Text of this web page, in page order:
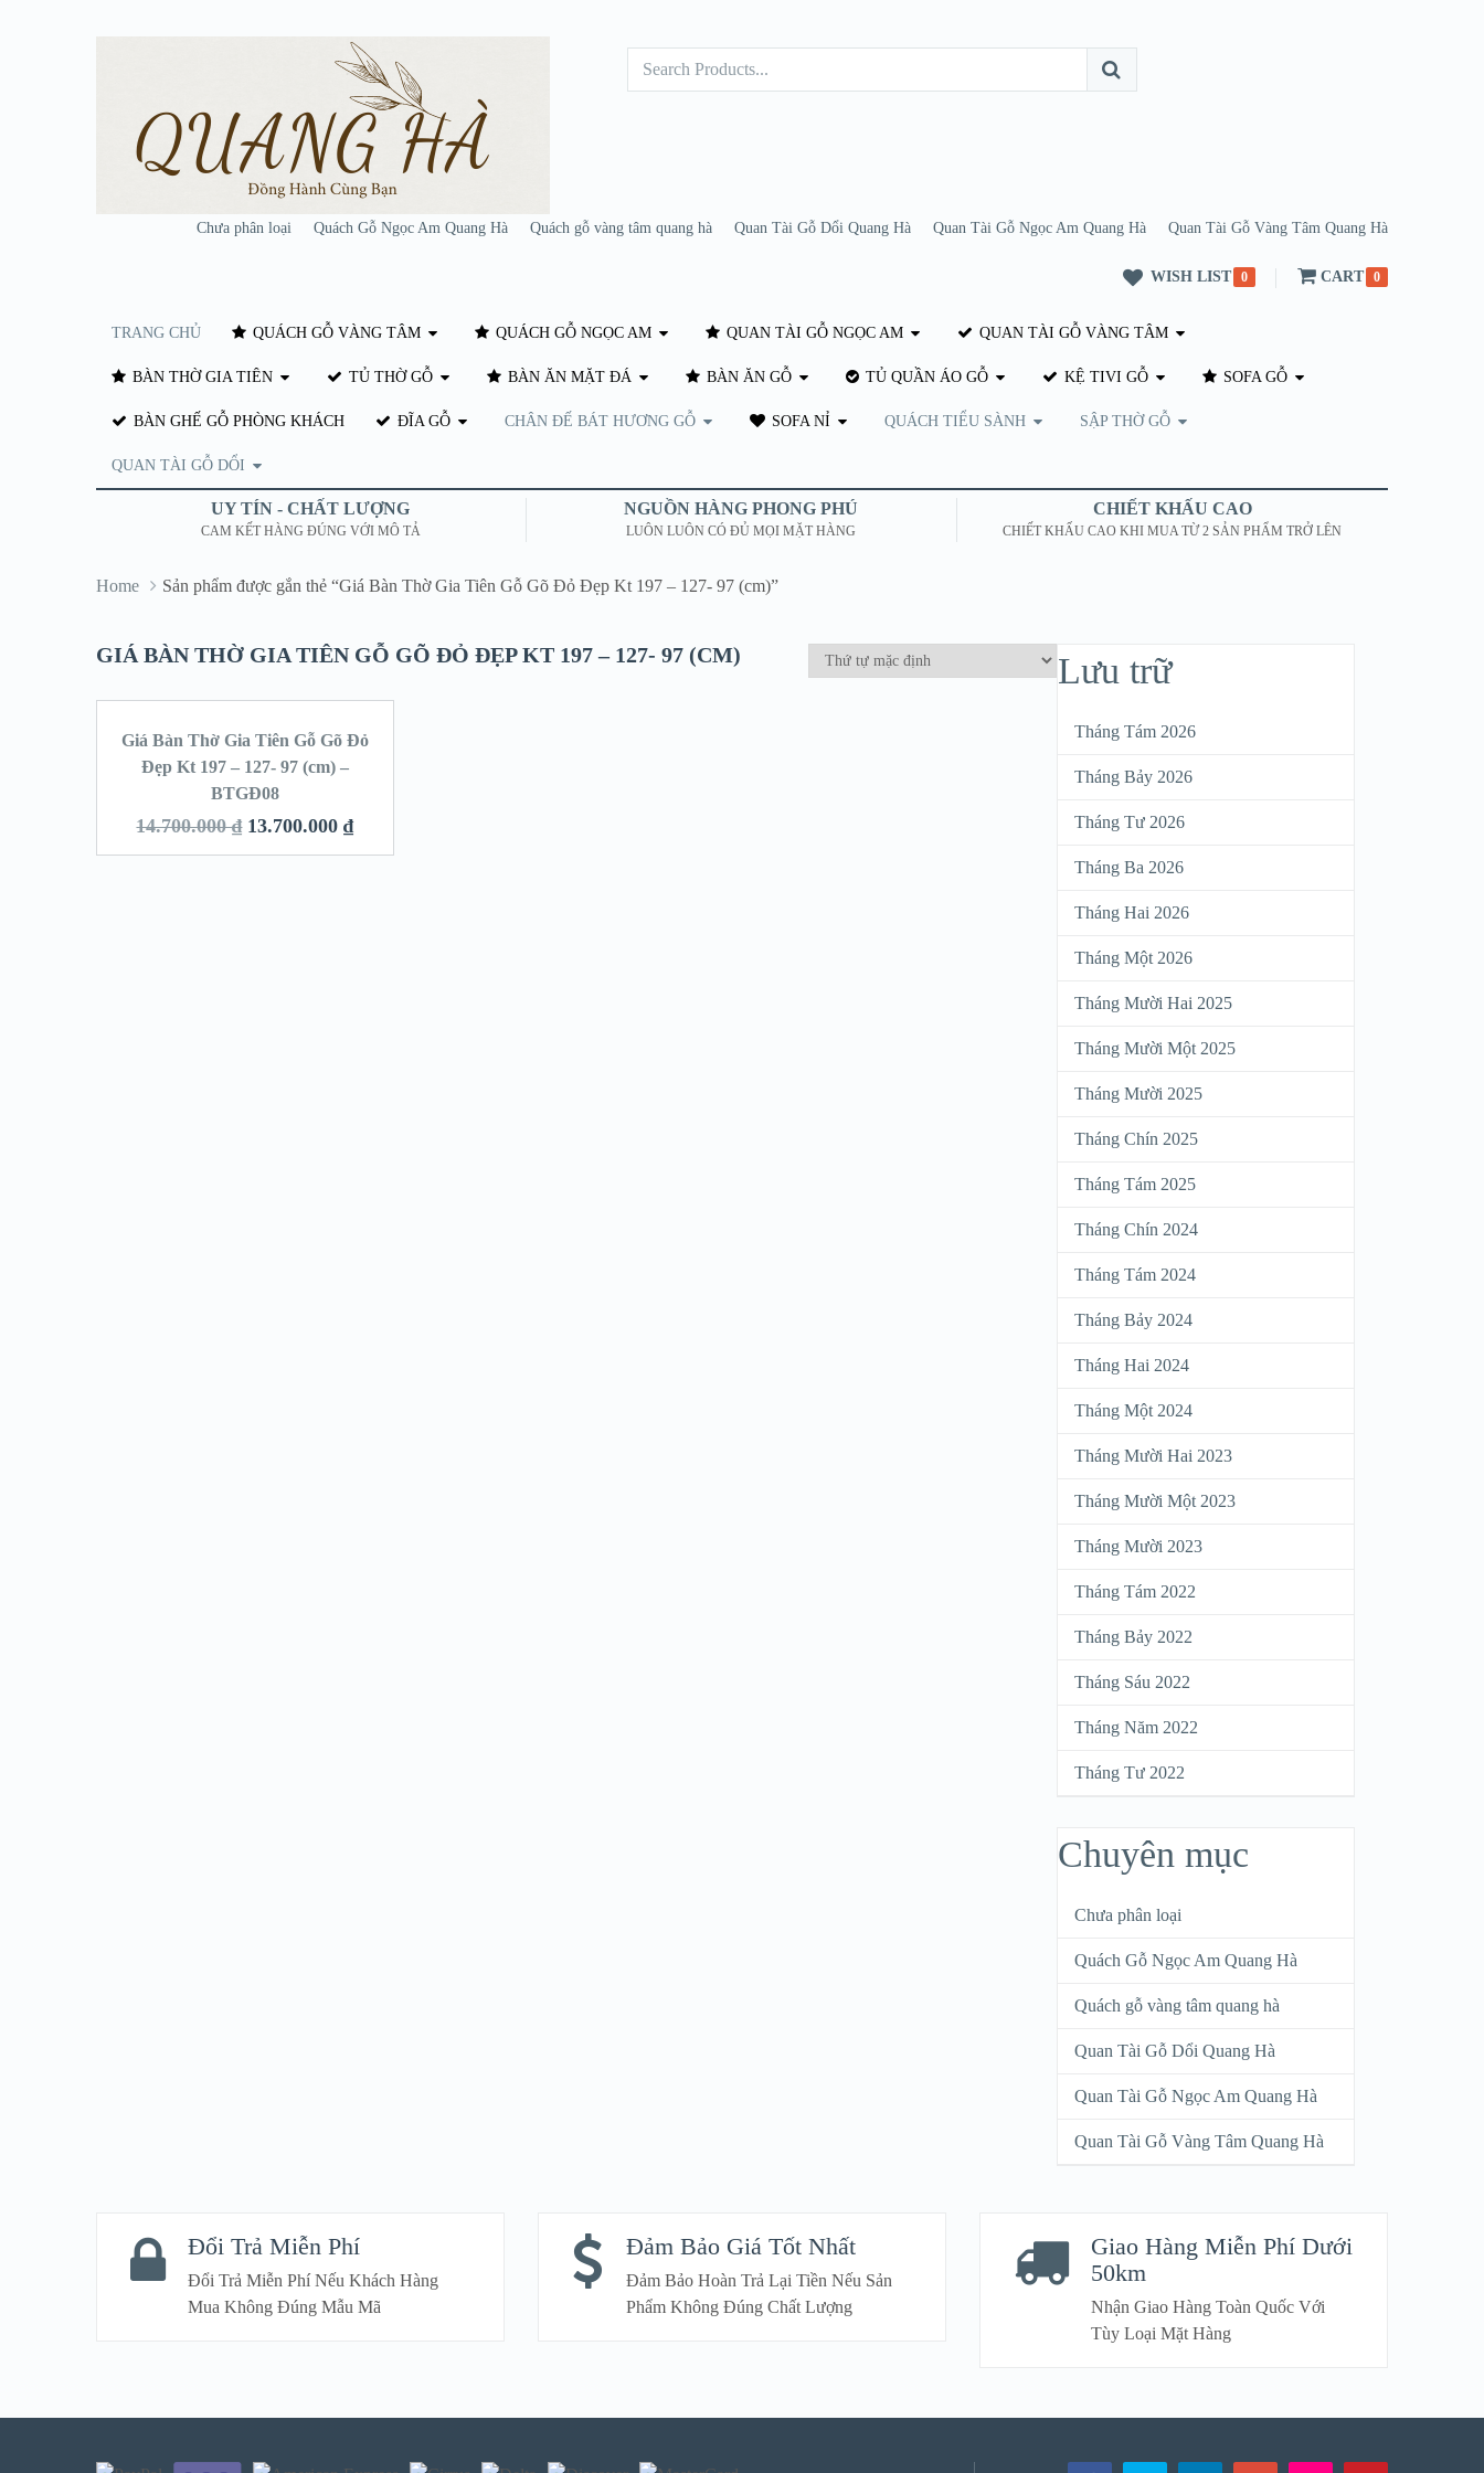
Chưa phân loại Quách Gỗ Ngọc Am Quang Hà Quách gỗ vàng tâm quang hà Quan Tài Gỗ Dổi Quang Hà Quan Tài Gỗ Ngọc Am Quang Hà Quan Tài Gỗ Vàng Tâm Quang Hà
WISH LIST 0 CART 0
TRANG CHỦ QUÁCH GỖ VÀNG TÂM QUÁCH GỖ NGỌC AM QUAN TÀI GỖ NGỌC AM QUAN TÀI GỖ VÀNG TÂM
BÀN THỜ GIA TIÊN TỦ THỜ GỖ BÀN ĂN MẶT ĐÁ BÀN ĂN GỖ TỦ QUẦN ÁO GỖ KỆ TIVI GỖ SOFA GỖ
BÀN GHẾ GỖ PHÒNG KHÁCH ĐĨA GỖ CHÂN ĐẾ BÁT HƯƠNG GỖ SOFA NỈ QUÁCH TIỂU SÀNH SẬP THỜ GỖ
QUAN TÀI GỖ DỔI
UY TÍN - CHẤT LƯỢNG
CAM KẾT HÀNG ĐÚNG VỚI MÔ TẢ
NGUỒN HÀNG PHONG PHÚ
LUÔN LUÔN CÓ ĐỦ MỌI MẶT HÀNG
CHIẾT KHẤU CAO
CHIẾT KHẤU CAO KHI MUA TỪ 2 SẢN PHẨM TRỞ LÊN
Home Sản phẩm được gắn thẻ “Giá Bàn Thờ Gia Tiên Gỗ Gõ Đỏ Đẹp Kt 197 – 127- 97 (cm)”
GIÁ BÀN THỜ GIA TIÊN GỖ GÕ ĐỎ ĐẸP KT 197 – 127- 97 (CM)
SALE!
Giá Bàn Thờ Gia Tiên Gỗ Gõ Đỏ
Đẹp Kt 197 – 127- 97 (cm) –
BTGĐ08
14.700.000₫ 13.700.000₫
Lưu trữ
Tháng Tám 2026
Tháng Bảy 2026
Tháng Tư 2026
Tháng Ba 2026
Tháng Hai 2026
Tháng Một 2026
Tháng Mười Hai 2025
Tháng Mười Một 2025
Tháng Mười 2025
Tháng Chín 2025
Tháng Tám 2025
Tháng Chín 2024
Tháng Tám 2024
Tháng Bảy 2024
Tháng Hai 2024
Tháng Một 2024
Tháng Mười Hai 2023
Tháng Mười Một 2023
Tháng Mười 2023
Tháng Tám 2022
Tháng Bảy 2022
Tháng Sáu 2022
Tháng Năm 2022
Tháng Tư 2022
Chuyên mục
Chưa phân loại
Quách Gỗ Ngọc Am Quang Hà
Quách gỗ vàng tâm quang hà
Quan Tài Gỗ Dổi Quang Hà
Quan Tài Gỗ Ngọc Am Quang Hà
Quan Tài Gỗ Vàng Tâm Quang Hà
Đổi Trả Miễn Phí
Đổi Trả Miễn Phí Nếu Khách Hàng
Mua Không Đúng Mẫu Mã
Đảm Bảo Giá Tốt Nhất
Đảm Bảo Hoàn Trả Lại Tiền Nếu Sản
Phẩm Không Đúng Chất Lượng
Giao Hàng Miễn Phí Dưới
50km
Nhận Giao Hàng Toàn Quốc Với
Tùy Loại Mặt Hàng